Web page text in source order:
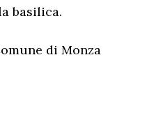
basilica.
di Monza